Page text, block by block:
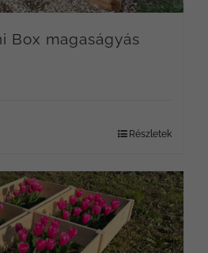
Box magaságyás
Részletek